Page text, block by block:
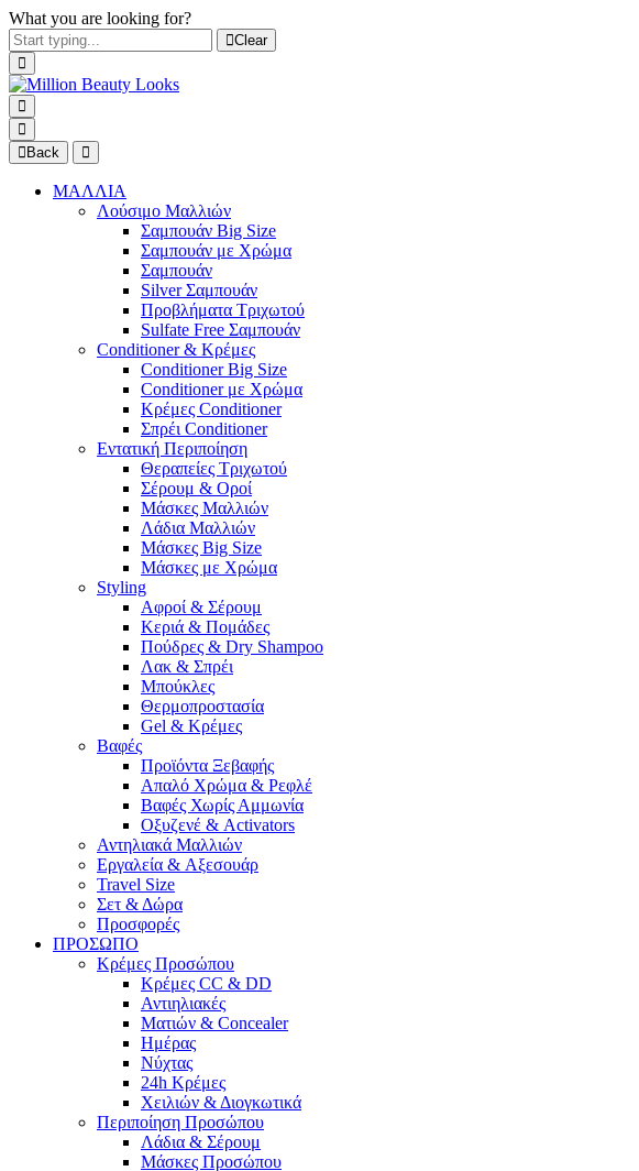
What you are looking for?
Clear
Back
ΜΑΛΛΙΑ
Λούσιμο Μαλλιών
Σαμπουάν Big Size
Σαμπουάν με Χρώμα
Σαμπουάν
Silver Σαμπουάν
Προβλήματα Τριχωτού
Sulfate Free Σαμπουάν
Conditioner & Κρέμες
Conditioner Big Size
Conditioner με Χρώμα
Κρέμες Conditioner
Σπρέι Conditioner
Εντατική Περιποίηση
Θεραπείες Τριχωτού
Σέρουμ & Οροί
Μάσκες Μαλλιών
Λάδια Μαλλιών
Μάσκες Big Size
Μάσκες με Χρώμα
Styling
Αφροί & Σέρουμ
Κεριά & Πομάδες
Πούδρες & Dry Shampoo
Λακ & Σπρέι
Μπούκλες
Θερμοπροστασία
Gel & Κρέμες
Βαφές
Προϊόντα Ξεβαφής
Απαλό Χρώμα & Ρεφλέ
Βαφές Χωρίς Αμμωνία
Οξυζενέ & Activators
Αντηλιακά Μαλλιών
Εργαλεία & Aξεσουάρ
Travel Size
Σετ & Δώρα
Προσφορές
ΠΡΟΣΩΠΟ
Κρέμες Προσώπου
Κρέμες CC & DD
Αντιηλιακές
Ματιών & Concealer
Ημέρας
Νύχτας
24h Κρέμες
Χειλιών & Διογκωτικά
Περιποίηση Προσώπου
Λάδια & Σέρουμ
Μάσκες Προσώπου